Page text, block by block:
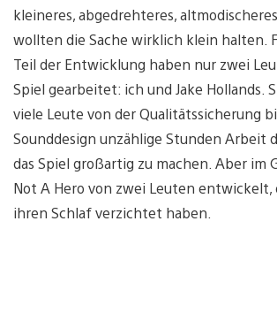
kleineres, abgedrehteres,
wollten die Sache wirklich klein halten.
Teil der Entwicklung haben nur zwei
Spiel gearbeitet: ich und Jake Hollands.
viele Leute von der Qualitätssicherung
Sounddesign unzählige Stunden Arbeit
das Spiel großartig zu machen. Aber im
Not A Hero von zwei Leuten
ihren Schlaf verzichtet haben.